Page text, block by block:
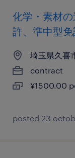
化学・素材
許、準中型
埼玉県久喜
contract
¥1500.00
posted 23